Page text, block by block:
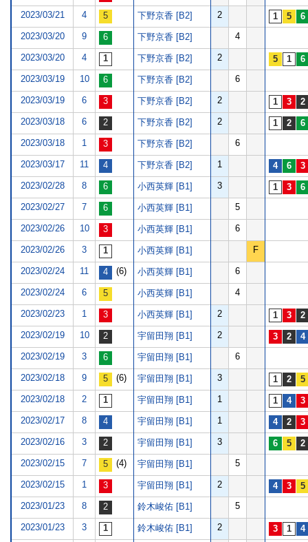
2023/03/21 4 下野京香 [B2] 2
2023/03/20 9 下野京香 [B2] 4
2023/03/20 4 下野京香 [B2] 2
2023/03/19 10 下野京香 [B2] 6
2023/03/19 6 下野京香 [B2] 2
2023/03/18 6 下野京香 [B2] 2
2023/03/18 1 下野京香 [B2] 6
2023/03/17 11 下野京香 [B2] 1
2023/02/28 8 小西英輝 [B1] 3
2023/02/27 7 小西英輝 [B1] 5
2023/02/26 10 小西英輝 [B1] 6
2023/02/26 3 小西英輝 [B1] F
2023/02/24 11 (6) 小西英輝 [B1] 6
2023/02/24 6 小西英輝 [B1] 4
2023/02/23 1 小西英輝 [B1] 2
2023/02/19 10 宇留田翔 [B1] 2
2023/02/19 3 宇留田翔 [B1] 6
2023/02/18 9 (6) 宇留田翔 [B1] 3
2023/02/18 2 宇留田翔 [B1] 1
2023/02/17 8 宇留田翔 [B1] 1
2023/02/16 3 宇留田翔 [B1] 3
2023/02/15 7 (4) 宇留田翔 [B1] 5
2023/02/15 1 宇留田翔 [B1] 2
2023/01/23 8 鈴木峻佑 [B1] 5
2023/01/23 3 鈴木峻佑 [B1] 2